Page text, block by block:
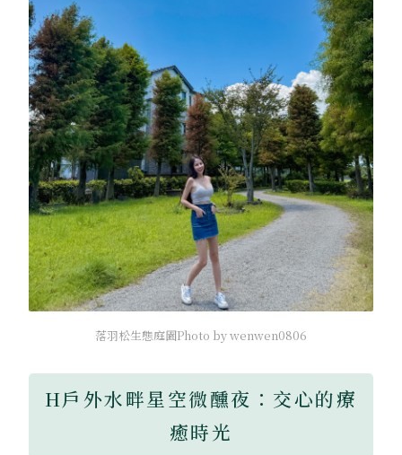
落羽松生態庭園Photo by wenwen0806
H戶外水畔星空微醺夜：交心的療
癒時光